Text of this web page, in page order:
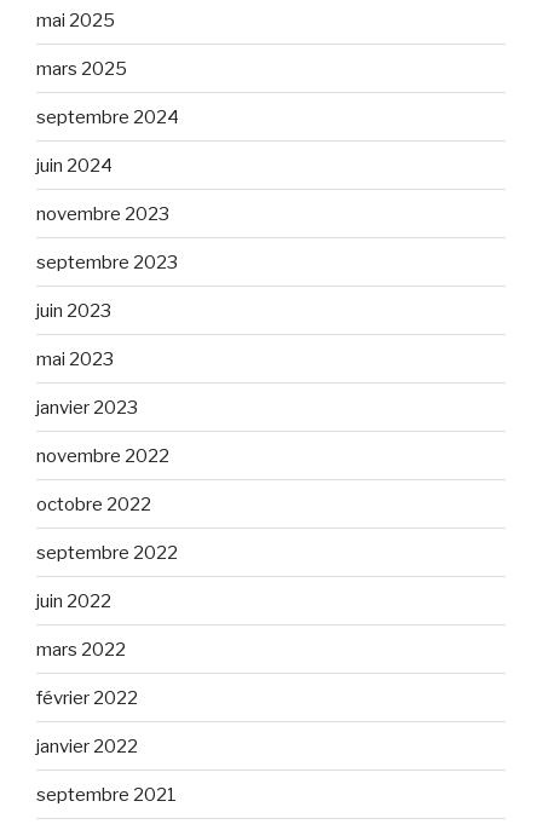
mai 2025
mars 2025
septembre 2024
juin 2024
novembre 2023
septembre 2023
juin 2023
mai 2023
janvier 2023
novembre 2022
octobre 2022
septembre 2022
juin 2022
mars 2022
février 2022
janvier 2022
septembre 2021